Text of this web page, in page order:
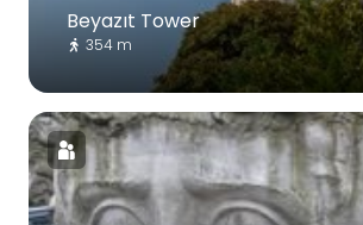
Beyazıt Tower
354 m